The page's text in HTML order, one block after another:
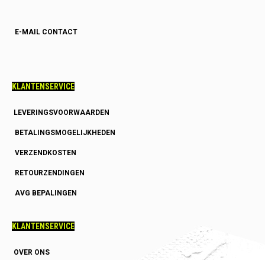
E-MAIL CONTACT
KLANTENSERVICE
LEVERINGSVOORWAARDEN
BETALINGSMOGELIJKHEDEN
VERZENDKOSTEN
RETOURZENDINGEN
AVG BEPALINGEN
KLANTENSERVICE
OVER ONS